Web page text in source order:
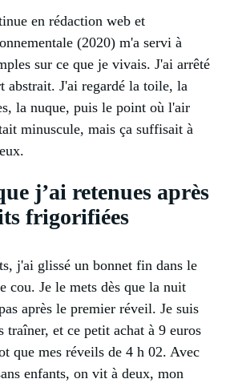
en rédaction web et
(2020) m'a servi à
sur ce que je vivais. J'ai arrêté
abstrait. J'ai regardé la toile, la
la nuque, puis le point où l'air
minuscule, mais ça suffisait à
j’ai retenues après
frigorifiées
j'ai glissé un bonnet fin dans le
cou. Je le mets dès que la nuit
après le premier réveil. Je suis
traîner, et ce petit achat à 9 euros
que mes réveils de 4 h 02. Avec
enfants, on vit à deux, mon